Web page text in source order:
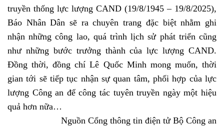
truyền thống lực lượng CAND (19/8/1945 – 19/8/2025),
Báo Nhân Dân sẽ ra chuyên trang đặc biệt nhằm ghi
nhận những công lao, quá trình lịch sử phát triển cũng
như những bước trưởng thành của lực lượng CAND.
Đồng thời, đồng chí Lê Quốc Minh mong muốn, thời
gian tới sẽ tiếp tục nhận sự quan tâm, phối hợp của lực
lượng Công an để công tác tuyên truyền ngày một hiệu
quả hơn nữa…
Nguồn Cổng thông tin điện tử Bộ Công an